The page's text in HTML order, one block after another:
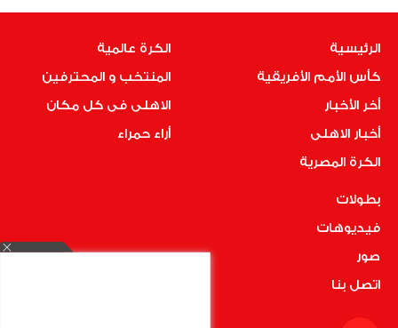
الرئيسية
كأس الأمم الأفريقية
أخر الأخبار
أخبار الاهلى
الكرة المصرية
الكرة عالمية
المنتخب و المحترفين
الاهلى فى كل مكان
أراء حمراء
بطولات
فيديوهات
صور
اتصل بنا